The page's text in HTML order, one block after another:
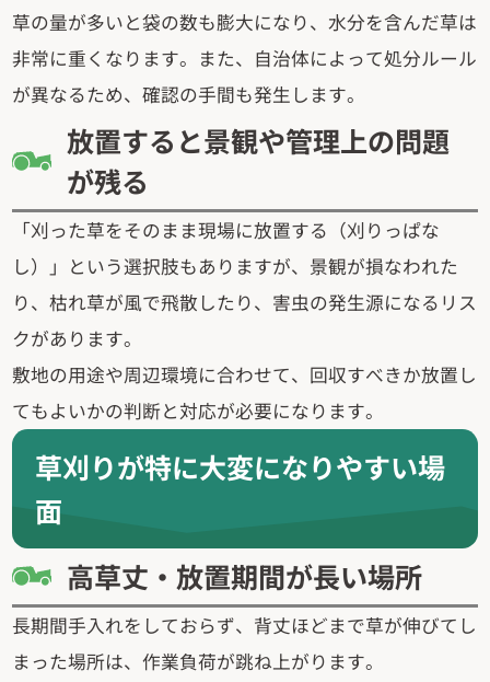
草の量が多いと袋の数も膨大になり、水分を含んだ草は
非常に重くなります。また、自治体によって処分ルール
が異なるため、確認の手間も発生します。
放置すると景観や管理上の問題
が残る
「刈った草をそのまま現場に放置する（刈りっぱな
し）」という選択肢もありますが、景観が損なわれた
り、枯れ草が風で飛散したり、害虫の発生源になるリス
クがあります。
敷地の用途や周辺環境に合わせて、回収すべきか放置し
てもよいかの判断と対応が必要になります。
草刈りが特に大変になりやすい場
面
高草丈・放置期間が長い場所
長期間手入れをしておらず、背丈ほどまで草が伸びてし
まった場所は、作業負荷が跳ね上がります。